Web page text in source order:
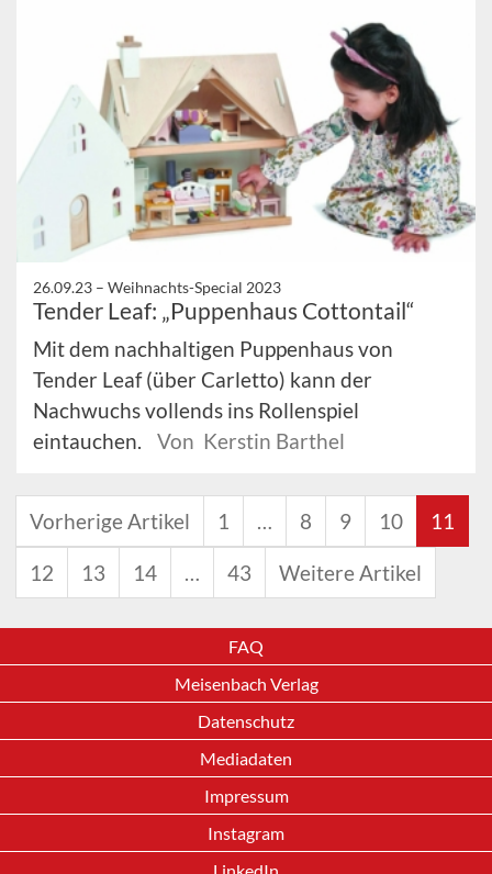
26.09.23 – Weihnachts-Special 2023
Tender Leaf: „Puppenhaus Cottontail“
Mit dem nachhaltigen Puppenhaus von
Tender Leaf (über Carletto) kann der
Nachwuchs vollends ins Rollenspiel
eintauchen.
Von Kerstin Barthel
Vorherige Artikel 1 … 8 9 10 11
12 13 14 … 43 Weitere Artikel
FAQ
Meisenbach Verlag
Datenschutz
Mediadaten
Impressum
Instagram